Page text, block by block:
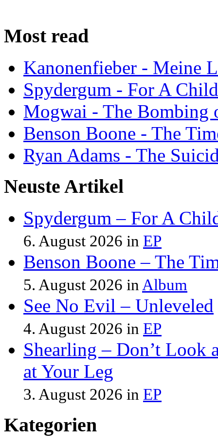
Most read
Kanonenfieber - Meine
Spydergum - For A
Mogwai - The Bombing
Benson Boone - The
Ryan Adams - The
Neuste Artikel
Spydergum – For A
6. August 2026 in EP
Benson Boone – The
5. August 2026 in Album
See No Evil – Unleveled
4. August 2026 in EP
Shearling – Don’t Look
at Your Leg
3. August 2026 in EP
Kategorien